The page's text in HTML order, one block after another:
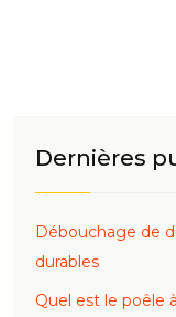
Dernières
Débouchage de
durables
Quel est le poêle